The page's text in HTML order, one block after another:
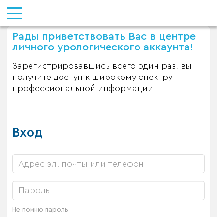
Рады приветствовать Вас в центре
личного урологического аккаунта!
Зарегистрировавшись всего один раз, вы
получите доступ к широкому спектру
профессиональной информации
Вход
Не помню пароль